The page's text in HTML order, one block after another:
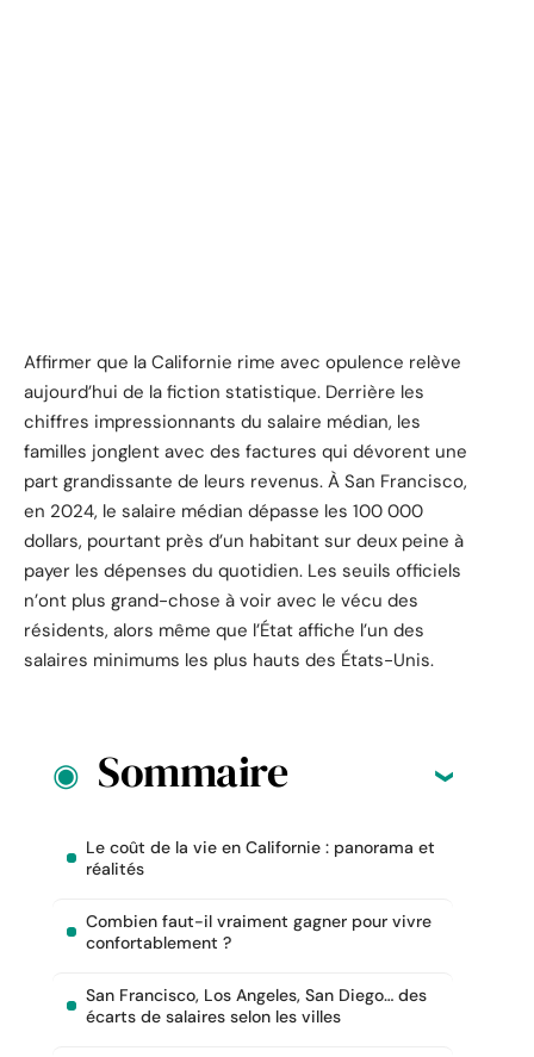
Affirmer que la Californie rime avec opulence relève
aujourd’hui de la fiction statistique. Derrière les
chiffres impressionnants du salaire médian, les
familles jonglent avec des factures qui dévorent une
part grandissante de leurs revenus. À San Francisco,
en 2024, le salaire médian dépasse les 100 000
dollars, pourtant près d’un habitant sur deux peine à
payer les dépenses du quotidien. Les seuils officiels
n’ont plus grand-chose à voir avec le vécu des
résidents, alors même que l’État affiche l’un des
salaires minimums les plus hauts des États-Unis.
Sommaire
Le coût de la vie en Californie : panorama et
réalités
Combien faut-il vraiment gagner pour vivre
confortablement ?
San Francisco, Los Angeles, San Diego… des
écarts de salaires selon les villes